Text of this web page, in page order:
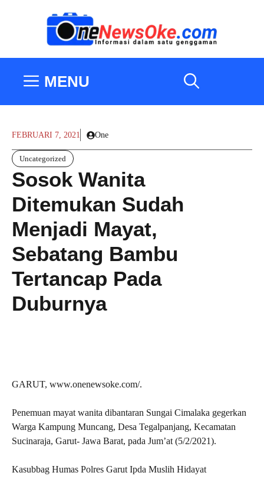
MENU
FEBRUARI 7, 2021 One
Uncategorized
Sosok Wanita
Ditemukan Sudah
Menjadi Mayat,
Sebatang Bambu
Tertancap Pada
Duburnya
GARUT, www.onenewsoke.com/.
Penemuan mayat wanita dibantaran Sungai Cimalaka gegerkan
Warga Kampung Muncang, Desa Tegalpanjang, Kecamatan
Sucinaraja, Garut- Jawa Barat, pada Jum’at (5/2/2021).
Kasubbag Humas Polres Garut Ipda Muslih Hidayat